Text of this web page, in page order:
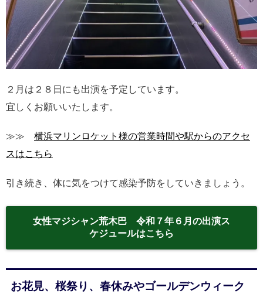
２月は２８日にも出演を予定しています。
宜しくお願いいたします。
≫≫ 横浜マリンロケット様の営業時間や駅からのアクセ
スはこちら
引き続き、体に気をつけて感染予防をしていきましょう。
女性マジシャン荒木巴 令和７年６月の出演ス
ケジュールはこちら
お花見、桜祭り、春休みやゴールデンウィーク